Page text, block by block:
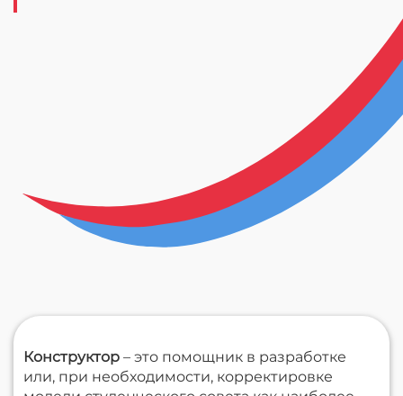
Конструктор – это помощник в разработке
или, при необходимости, корректировке